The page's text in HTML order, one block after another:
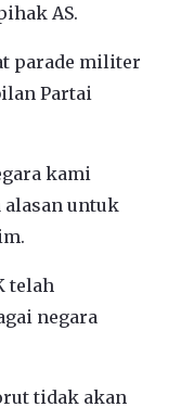
AS.
parade militer
Partai
kami
alasan untuk
telah
negara
tidak akan